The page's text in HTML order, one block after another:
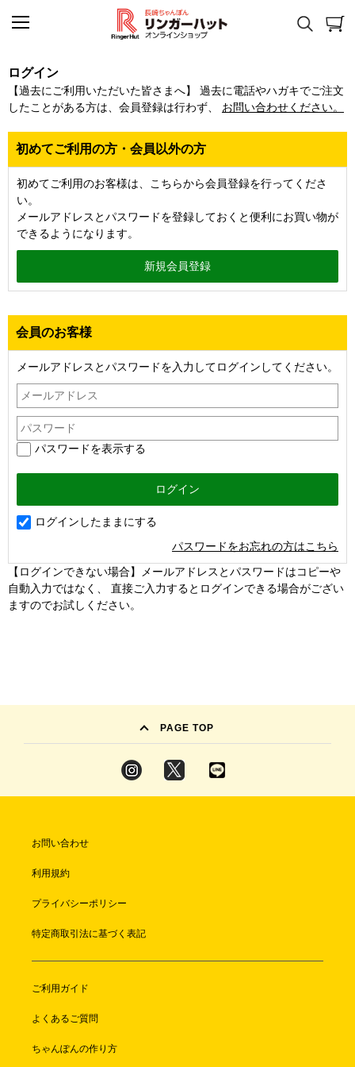
ログイン
【過去にご利用いただいた皆さまへ】 過去に電話やハガキでご注文
したことがある方は、会員登録は行わず、 お問い合わせください。
会員のお客様
メールアドレスとパスワードを入力してログインしてください。
パスワードを表示する
ログインしたままにする
パスワードをお忘れの方はこちら
初めてご利用の方・会員以外の方
初めてご利用のお客様は、こちらから会員登録を行ってくださ
い。
メールアドレスとパスワードを登録しておくと便利にお買い物が
できるようになります。
【ログインできない場合】メールアドレスとパスワードはコピーや
自動入力ではなく、 直接ご入力するとログインできる場合がござい
ますのでお試しください。
PAGE TOP
お問い合わせ
利用規約
プライバシーポリシー
特定商取引法に基づく表記
ご利用ガイド
よくあるご質問
ちゃんぽんの作り方